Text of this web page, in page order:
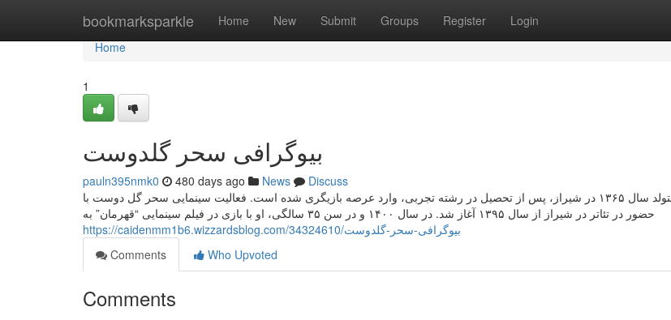
bookmarksparkle Home New Submit Groups Register Login
Home
Home
1
بیوگرافی سحر گلدوست
pauln395nmk0 480 days ago News
Discuss
سحر گلدوست، متولد سال ۱۳۶۵ در شیراز، پس از تحصیل در رشته تجربی، وارد عرصه بازیگری شده است. فعالیت سینمایی سحر گل دوست با
حضور در تئاتر در شیراز از سال ۱۳۹۵ آغاز شد. در سال ۱۴۰۰ و در سن ۳۵ سالگی، او با بازی در فیلم سینمایی “قهرمان” به
https://caidenmm1b6.wizzardsblog.com/34324610/بیوگرافی-سحر-گلدوست
Comments
Who Upvoted
Comments